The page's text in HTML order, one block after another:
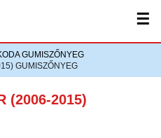
☰
GUMISZŐNYEG
GUMISZŐNYEG
(2006-2015)